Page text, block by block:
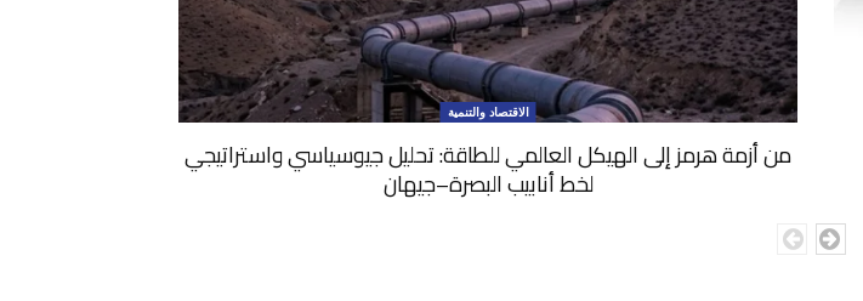
الاقتصاد والتنمية
من أزمة هرمز إلى الهيكل العالمي للطاقة: تحليل جيوسياسي واستراتيجي
لخط أنابيب البصرة–جيهان